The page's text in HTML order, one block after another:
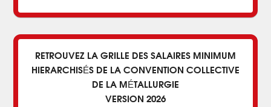
RETROUVEZ LA GRILLE DES SALAIRES MINIMUM
HIERARCHISÉS DE LA CONVENTION COLLECTIVE
DE LA MÉTALLURGIE
VERSION 2026